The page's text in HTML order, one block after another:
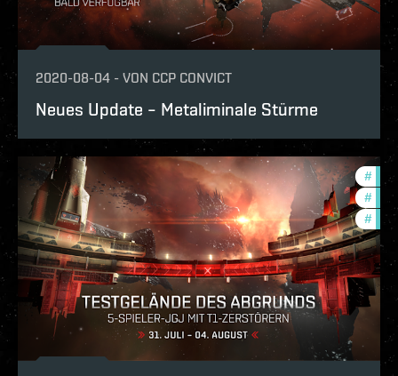
2020-08-04 - VON CCP CONVICT
Neues Update – Metaliminale Stürme
# pvp
# in-
#